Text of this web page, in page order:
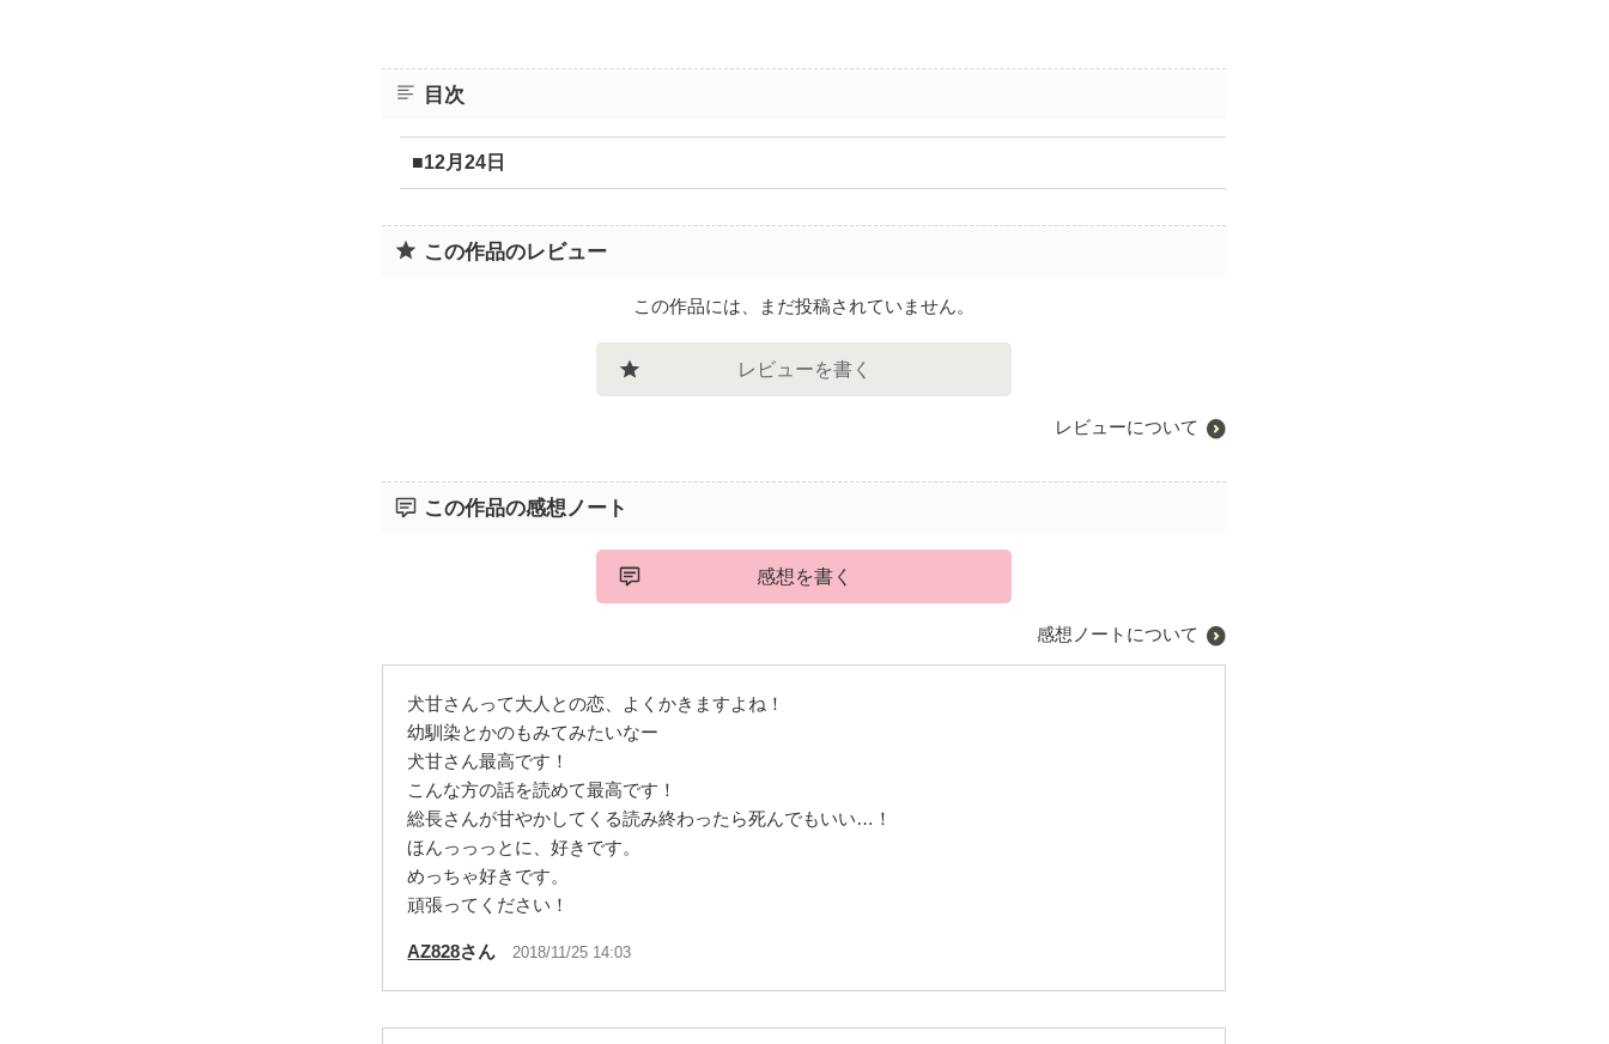
目次
■12月24日
この作品のレビュー
この作品には、まだ投稿されていません。
レビューを書く
レビューについて
この作品の感想ノート
感想を書く
感想ノートについて
犬甘さんって大人との恋、よくかきますよね！
幼馴染とかのもみてみたいなー
犬甘さん最高です！
こんな方の話を読めて最高です！
総長さんが甘やかしてくる読み終わったら死んでもいい…！
ほんっっっとに、好きです。
めっちゃ好きです。
頑張ってください！
AZ828さん 2018/11/25 14:03